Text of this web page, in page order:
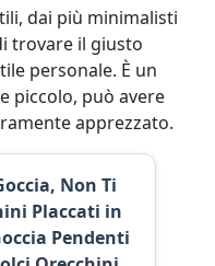
dai più minimalisti
trovare il giusto
personale. È un
piccolo, può avere
apprezzato.
Non Ti
Placcati in
Pendenti